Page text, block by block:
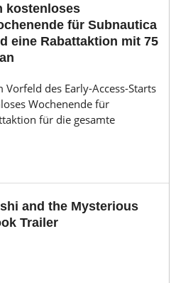
kostenloses
für Subnautica
eine Rabattaktion mit 75
des Early-Access-Starts
Wochenende für
für die gesamte
and the Mysterious
Trailer